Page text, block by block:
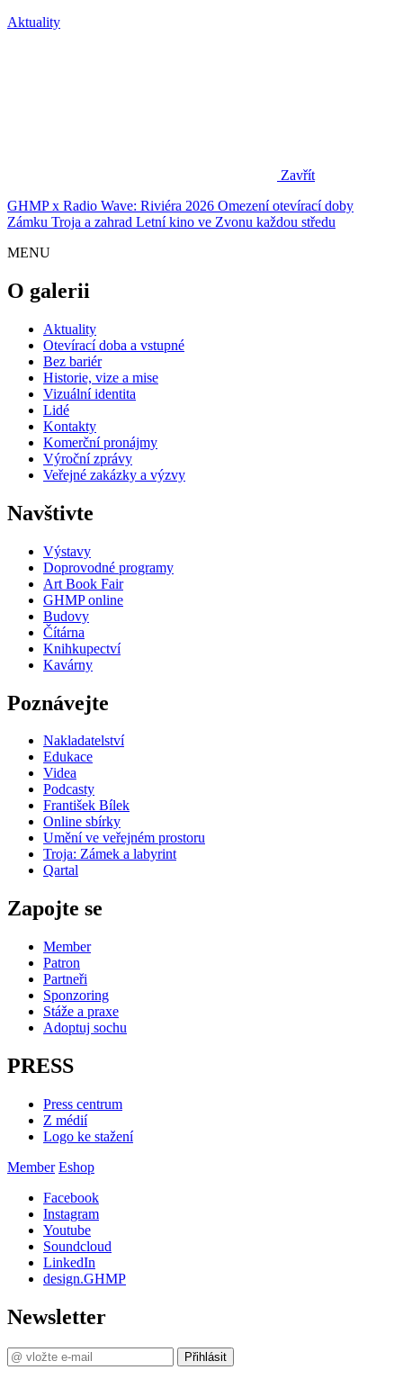
Aktuality
Zavřít
GHMP x Radio Wave: Riviéra 2026 Omezení otevírací doby
Zámku Troja a zahrad Letní kino ve Zvonu každou středu
MENU
O galerii
Aktuality
Otevírací doba a vstupné
Bez bariér
Historie, vize a mise
Vizuální identita
Lidé
Kontakty
Komerční pronájmy
Výroční zprávy
Veřejné zakázky a výzvy
Navštivte
Výstavy
Doprovodné programy
Art Book Fair
GHMP online
Budovy
Čítárna
Knihkupectví
Kavárny
Poznávejte
Nakladatelství
Edukace
Videa
Podcasty
František Bílek
Online sbírky
Umění ve veřejném prostoru
Troja: Zámek a labyrint
Qartal
Zapojte se
Member
Patron
Partneři
Sponzoring
Stáže a praxe
Adoptuj sochu
PRESS
Press centrum
Z médií
Logo ke stažení
Member Eshop
Facebook
Instagram
Youtube
Soundcloud
LinkedIn
design.GHMP
Newsletter
Přihlásit